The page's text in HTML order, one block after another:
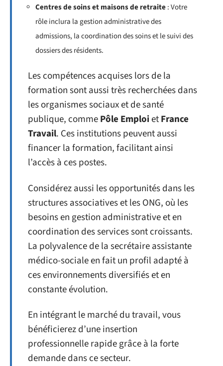
Centres de soins et maisons de retraite: Votre
rôle inclura la gestion administrative des
admissions, la coordination des soins et le suivi des
dossiers des résidents.
Les compétences acquises lors de la
formation sont aussi très recherchées dans
les organismes sociaux et de santé
publique, commePôle EmploietFrance
Travail. Ces institutions peuvent aussi
financer la formation, facilitant ainsi
l’accès à ces postes.
Considérez aussi les opportunités dans les
structures associatives et les ONG, où les
besoins en gestion administrative et en
coordination des services sont croissants.
La polyvalence de la secrétaire assistante
médico-sociale en fait un profil adapté à
ces environnements diversifiés et en
constante évolution.
En intégrant le marché du travail, vous
bénéficierez d’une insertion
professionnelle rapide grâce à la forte
demande dans ce secteur.